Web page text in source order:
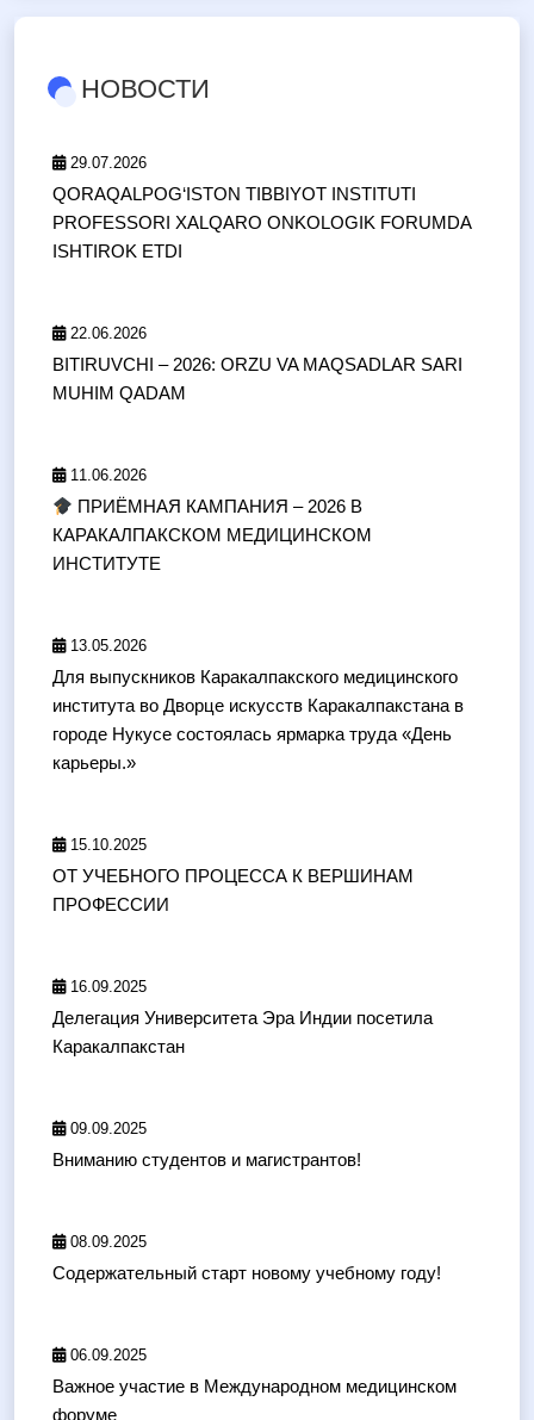
НОВОСТИ
29.07.2026
QORAQALPOG‘ISTON TIBBIYOT INSTITUTI
PROFESSORI XALQARO ONKOLOGIK FORUMDA
ISHTIROK ETDI
22.06.2026
BITIRUVCHI – 2026: ORZU VA MAQSADLAR SARI
MUHIM QADAM
11.06.2026
ПРИЁМНАЯ КАМПАНИЯ – 2026 В
КАРАКАЛПАКСКОМ МЕДИЦИНСКОМ
ИНСТИТУТЕ
13.05.2026
Для выпускников Каракалпакского медицинского
института во Дворце искусств Каракалпакстана в
городе Нукусе состоялась ярмарка труда «День
карьеры.»
15.10.2025
ОТ УЧЕБНОГО ПРОЦЕССА К ВЕРШИНАМ
ПРОФЕССИИ
16.09.2025
Делегация Университета Эра Индии посетила
Каракалпакстан
09.09.2025
Вниманию студентов и магистрантов!
08.09.2025
Содержательный старт новому учебному году!
06.09.2025
Важное участие в Международном медицинском
форуме